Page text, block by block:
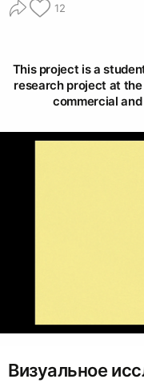
12
This project is a
research project at
commercial
Визуальное